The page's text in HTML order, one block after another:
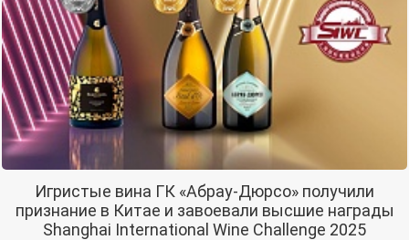
Игристые вина ГК «Абрау-Дюрсо» получили
признание в Китае и завоевали высшие награды
Shanghai International Wine Challenge 2025